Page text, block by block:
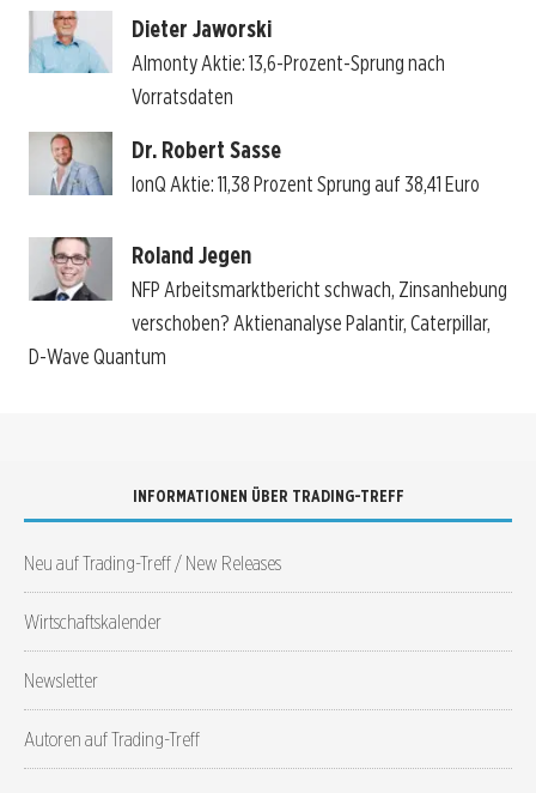
Dieter Jaworski
Almonty Aktie: 13,6-Prozent-Sprung nach
Vorratsdaten
Dr. Robert Sasse
IonQ Aktie: 11,38 Prozent Sprung auf 38,41 Euro
Roland Jegen
NFP Arbeitsmarktbericht schwach, Zinsanhebung
verschoben? Aktienanalyse Palantir, Caterpillar,
D-Wave Quantum
INFORMATIONEN ÜBER TRADING-TREFF
Neu auf Trading-Treff / New Releases
Wirtschaftskalender
Newsletter
Autoren auf Trading-Treff